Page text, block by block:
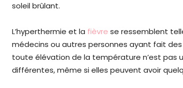
soleil brûlant.
L’hyperthermie et la fièvre se ressemblent
médecins ou autres personnes ayant fait
toute élévation de la température n’est pas
différentes, même si elles peuvent avoir